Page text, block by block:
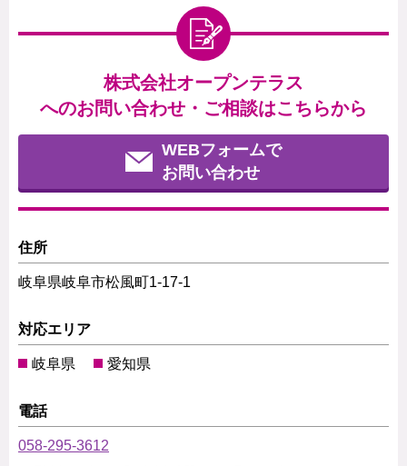
株式会社オープンテラス
へのお問い合わせ・ご相談はこちらから
WEBフォームで
お問い合わせ
住所
岐阜県岐阜市松風町1-17-1
対応エリア
岐阜県 愛知県
電話
058-295-3612